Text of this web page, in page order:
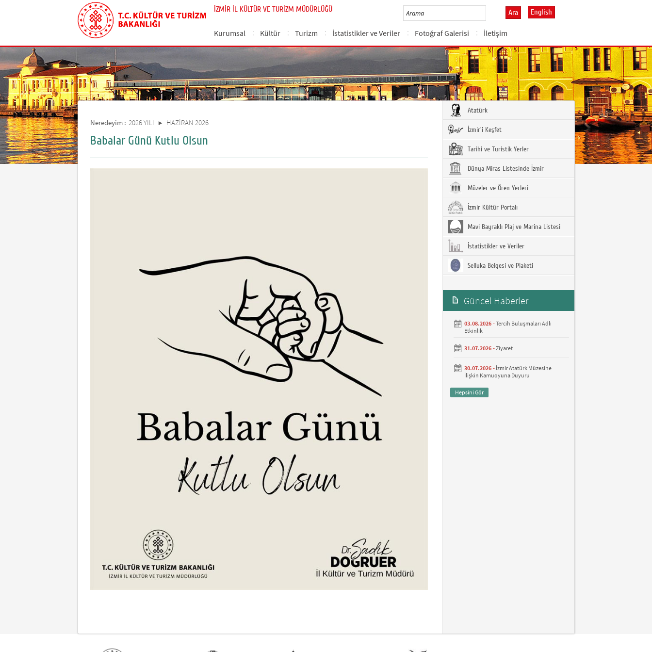
İZMİR İL KÜLTÜR VE TURİZM MÜDÜRLÜĞÜ Ara English
Kurumsal Kültür Turizm İstatistikler ve Veriler Fotoğraf Galerisi İletişim
Neredeyim : 2026 YILI HAZİRAN 2026
Babalar Günü Kutlu Olsun
Atatürk
İzmir'i Keşfet
Tarihi ve Turistik Yerler
Dünya Miras Listesinde İzmir
Müzeler ve Ören Yerleri
İzmir Kültür Portalı
Mavi Bayraklı Plaj ve Marina Listesi
İstatistikler ve Veriler
Selluka Belgesi ve Plaketi
Güncel Haberler
03.08.2026 -Tercih Buluşmaları Adlı
Etkinlik
31.07.2026 -Ziyaret
30.07.2026 - İzmir Atatürk Müzesine
İlişkin Kamuoyuna Duyuru
Hepsini Gör